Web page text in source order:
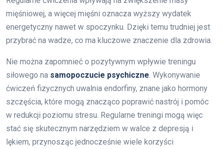
mięśniowej, a więcej mięśni oznacza wyższy wydatek
energetyczny nawet w spoczynku. Dzięki temu trudniej jest
przybrać na wadze, co ma kluczowe znaczenie dla zdrowia.
Nie można zapomnieć o pozytywnym wpływie treningu
siłowego na samopoczucie psychiczne. Wykonywanie
ćwiczeń fizycznych uwalnia endorfiny, znane jako hormony
szczęścia, które mogą znacząco poprawić nastrój i pomóc
w redukcji poziomu stresu. Regularne treningi mogą więc
stać się skutecznym narzędziem w walce z depresją i
lękiem, przynosząc jednocześnie wiele korzyści